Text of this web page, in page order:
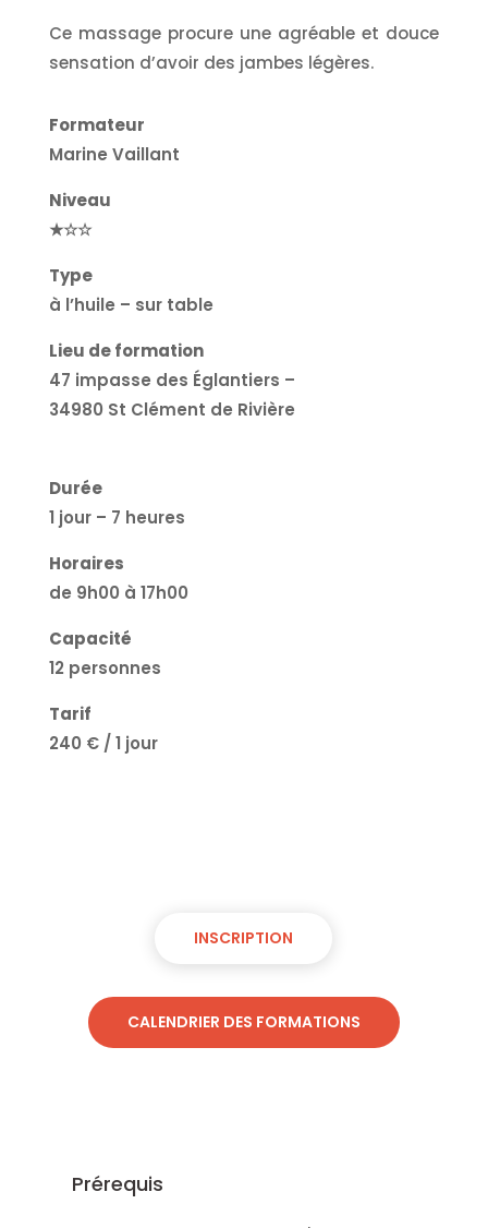
Ce massage procure une agréable et douce
sensation d’avoir des jambes légères.
Formateur
Marine Vaillant
Niveau
★☆☆
Type
à l’huile – sur table
Lieu de formation
47 impasse des Églantiers –
34980 St Clément de Rivière
Durée
1 jour – 7 heures
Horaires
de 9h00 à 17h00
Capacité
12 personnes
Tarif
240 € / 1 jour
INSCRIPTION
CALENDRIER DES FORMATIONS
Prérequis